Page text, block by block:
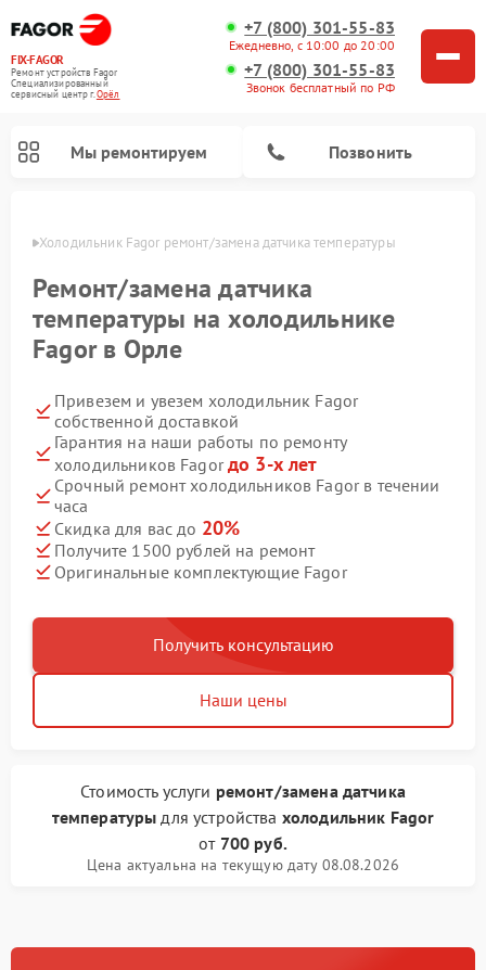
FIX-FAGOR
Ремонт устройств Fagor
Специализированный
cервисный центр г.Орёл
+7 (800) 301-55-83
Ежедневно, с 10:00 до 20:00
+7 (800) 301-55-83
Звонок бесплатный по РФ
Мы ремонтируем Позвонить
Холодильник Fagor ремонт/замена датчика температуры
Ремонт/замена датчика
температуры на холодильнике
Fagor в Орле
Привезем и увезем холодильник Fagor
собственной доставкой
Гарантия на наши работы по ремонту
холодильников Fagorдо 3-х лет
Срочный ремонт холодильников Fagor в течении
часа
Скидка для вас до 20%
Получите 1500 рублей на ремонт
Оригинальные комплектующие Fagor
Получить консультацию
Наши цены
Стоимость услуги ремонт/замена датчика
температуры для устройства холодильник Fagor
от 700 руб.
Цена актуальна на текущую дату 08.08.2026